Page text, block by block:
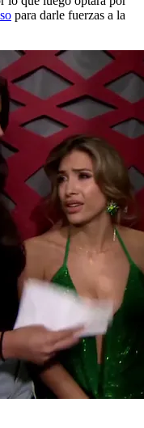
para darle fuerzas a la